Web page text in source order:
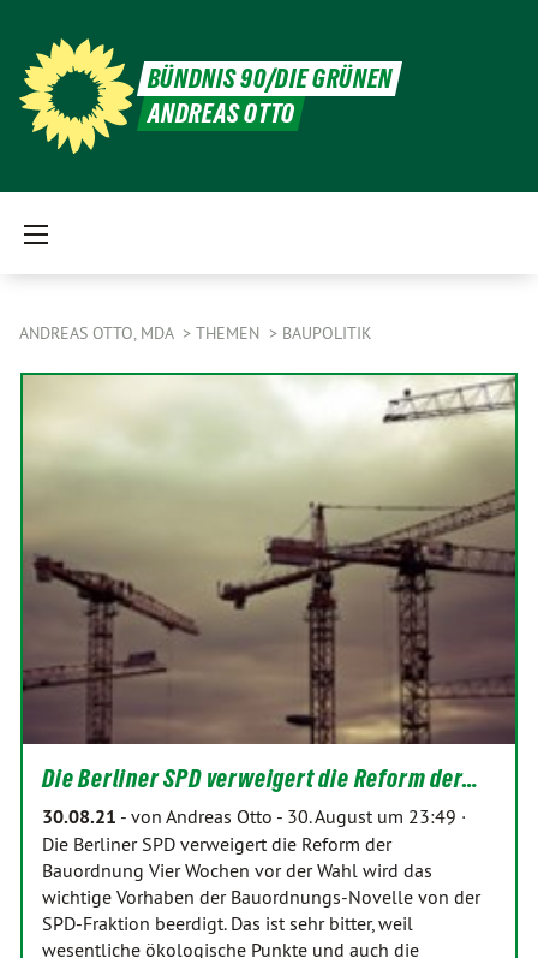
BÜNDNIS 90/DIE GRÜNEN
ANDREAS OTTO
ANDREAS OTTO, MDA THEMEN BAUPOLITIK
Die Berliner SPD verweigert die Reform der…
30.08.21 - von Andreas Otto - 30. August um 23:49 ·
Die Berliner SPD verweigert die Reform der
Bauordnung Vier Wochen vor der Wahl wird das
wichtige Vorhaben der Bauordnungs-Novelle von der
SPD-Fraktion beerdigt. Das ist sehr bitter, weil
wesentliche ökologische Punkte und auch die